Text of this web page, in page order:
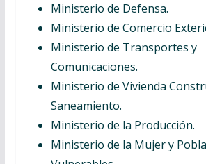
Ministerio de Defensa.
Ministerio de Comercio
Ministerio de Transportes y
Comunicaciones.
Ministerio de Vivienda
Saneamiento.
Ministerio de la Producción.
Ministerio de la Mujer y